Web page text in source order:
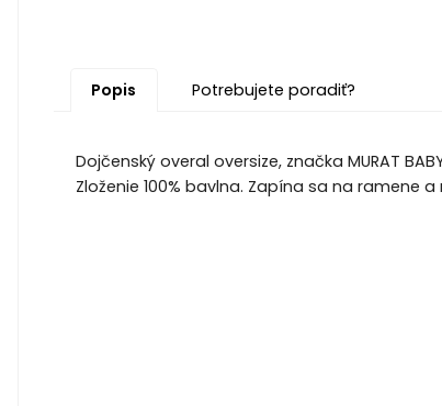
Popis Potrebujete poradiť?
Dojčenský overal oversize, značka MURAT
Zloženie 100% bavlna. Zapína sa na ramene